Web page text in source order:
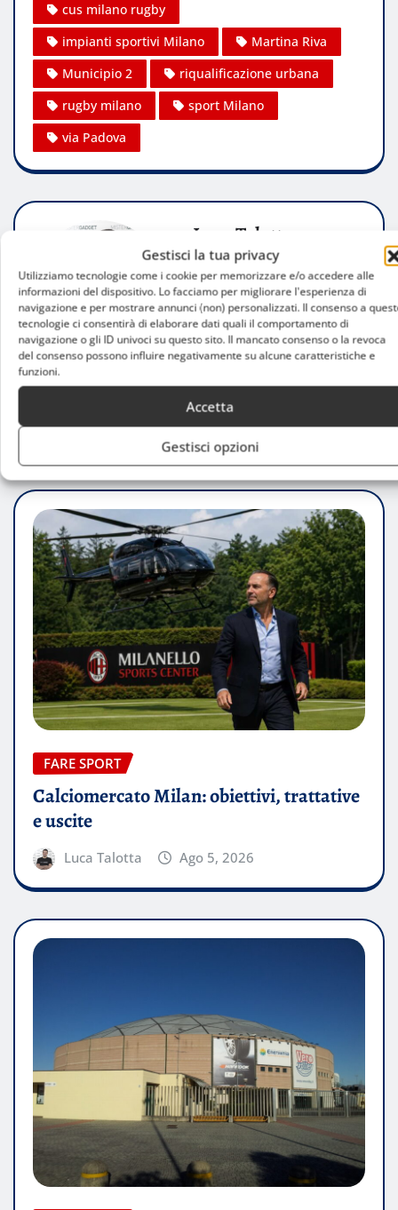
Gestisci la tua privacy
Utilizziamo tecnologie come i cookie per memorizzare e/o accedere alle
informazioni del dispositivo. Lo facciamo per migliorare l'esperienza di
navigazione e per mostrare annunci (non) personalizzati. Il consenso a
tecnologie ci consentirà di elaborare dati quali il comportamento di
navigazione o gli ID univoci su questo sito. Il mancato consenso o la revoca
del consenso possono influire negativamente su alcune caratteristiche e
funzioni.
Accetta
Gestisci opzioni
cus milano rugby
impianti sportivi Milano
Martina Riva
Municipio 2
riqualificazione urbana
rugby milano
sport Milano
via Padova
Luca Talotta
Website:
RELATED STORY
FARE SPORT
Calciomercato Milan: obiettivi, trattative
e uscite
Luca Talotta Ago 5, 2026